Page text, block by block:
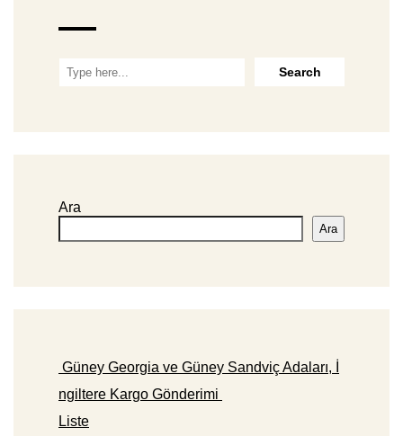
Ara
Ara
Güney Georgia ve Güney Sandviç Adaları, İ
ngiltere Kargo Gönderimi
Liste